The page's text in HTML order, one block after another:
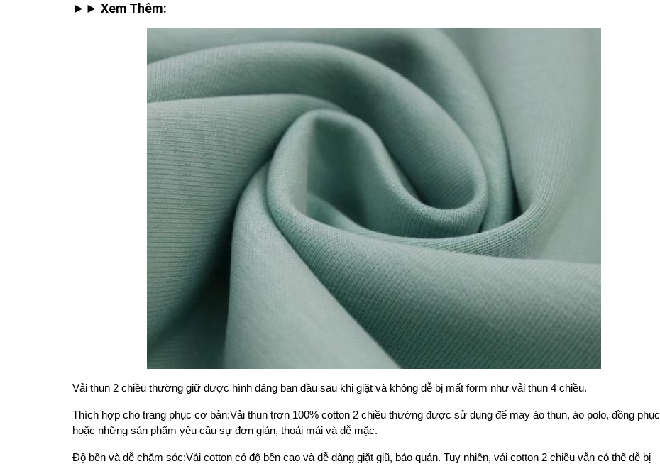
►► Xem Thêm:
Vải thun 2 chiều thường giữ được hình dáng ban đầu sau khi giặt và không dễ bị mất form như vải thun 4 chiều.
Thích hợp cho trang phục cơ bản:Vải thun trơn 100% cotton 2 chiều thường được sử dụng để may áo thun, áo polo, đồng phục
hoặc những sản phẩm yêu cầu sự đơn giản, thoải mái và dễ mặc.
Độ bền và dễ chăm sóc:Vải cotton có độ bền cao và dễ dàng giặt giũ, bảo quản. Tuy nhiên, vải cotton 2 chiều vẫn có thể dễ bị